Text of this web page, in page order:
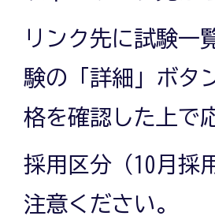
リンク先に試験一
験の「詳細」ボタ
格を確認した上で
採用区分（10月採
注意ください。